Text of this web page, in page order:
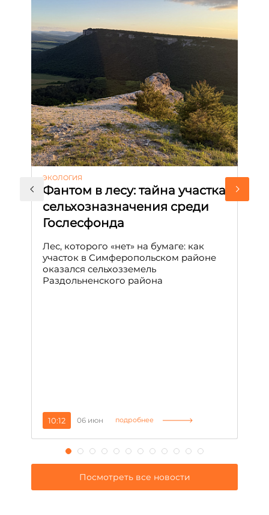
ЭКОЛОГИЯ
Фантом в лесу: тайна участка
сельхозназначения среди
Гослесфонда
Лес, которого «нет» на бумаге: как
участок в Симферопольском районе
оказался сельхозземель
Раздольненского района
10:12 06 июн подробнее
Посмотреть все новости